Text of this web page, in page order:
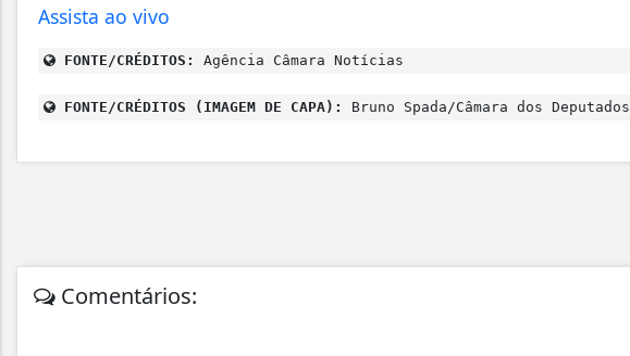
Assista ao vivo
FONTE/CRÉDITOS: Agência Câmara Notícias
FONTE/CRÉDITOS (IMAGEM DE CAPA): Bruno Spada/Câmara dos Deputados
Comentários: